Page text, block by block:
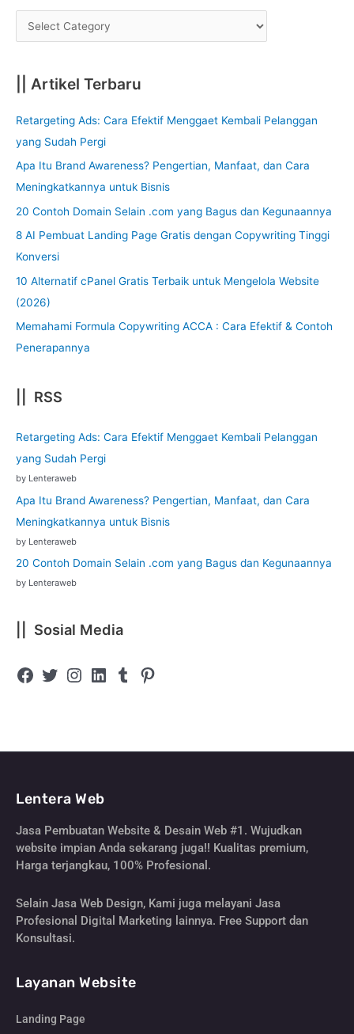
|| Artikel Terbaru
Retargeting Ads: Cara Efektif Menggaet Kembali Pelanggan
yang Sudah Pergi
Apa Itu Brand Awareness? Pengertian, Manfaat, dan Cara
Meningkatkannya untuk Bisnis
20 Contoh Domain Selain .com yang Bagus dan Kegunaannya
8 AI Pembuat Landing Page Gratis dengan Copywriting Tinggi
Konversi
10 Alternatif cPanel Gratis Terbaik untuk Mengelola Website
(2026)
Memahami Formula Copywriting ACCA : Cara Efektif & Contoh
Penerapannya
|| RSS
Retargeting Ads: Cara Efektif Menggaet Kembali Pelanggan
yang Sudah Pergi
by Lenteraweb
Apa Itu Brand Awareness? Pengertian, Manfaat, dan Cara
Meningkatkannya untuk Bisnis
by Lenteraweb
20 Contoh Domain Selain .com yang Bagus dan Kegunaannya
by Lenteraweb
|| Sosial Media
Lentera Web
Jasa Pembuatan Website & Desain Web #1. Wujudkan
website impian Anda sekarang juga!! Kualitas premium,
Harga terjangkau, 100% Profesional.
Selain Jasa Web Design, Kami juga melayani Jasa
Profesional Digital Marketing lainnya. Free Support dan
Konsultasi.
Layanan Website
Landing Page